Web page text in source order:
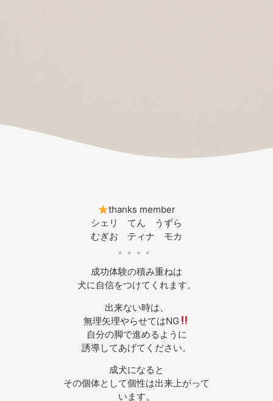
thanks member
シェリ てん うずら
むぎお ティナ モカ
。。。。
成功体験の積み重ねは
犬に自信をつけてくれます。
出来ない時は、
無理矢理やらせてはNG
自分の脚で進めるように
誘導してあげてください。
成犬になると
その個体として個性は出来上がって
います。